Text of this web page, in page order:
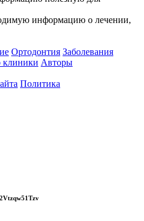
информацию о лечении,
Ортодонтия Заболевания
клиники Авторы
Политика